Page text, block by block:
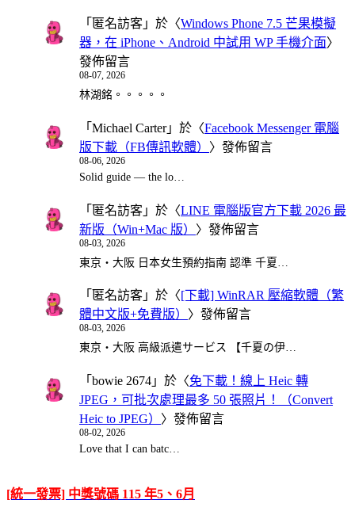
「 匿名訪客 」於〈Windows Phone 7.5 芒果模擬
器，在 iPhone、Android 中試用 WP 手機介面〉
發佈留言
08-07, 2026
林湖銘。。。。。
「 Michael Carter」於〈Facebook Messenger 電腦
版下載（FB傳訊軟體） 〉發佈留言
08-06, 2026
Solid guide — the lo…
「 匿名訪客 」於〈LINE 電腦版官方下載 2026 最
新版（Win+Mac 版） 〉發佈留言
08-03, 2026
東京・大阪 日本女生預約指南 認準 千夏…
「 匿名訪客 」於〈[下載] WinRAR 壓縮軟體（繁
體中文版+免費版） 〉發佈留言
08-03, 2026
東京・大阪 高級派遣サービス 【千夏の伊…
「 bowie 2674 」於〈免下載！線上 Heic 轉
JPEG，可批次處理最多 50 張照片！（Convert
Heic to JPEG） 〉發佈留言
08-02, 2026
Love that I can batc…
[統一發票] 中獎號碼 115 年5、6月